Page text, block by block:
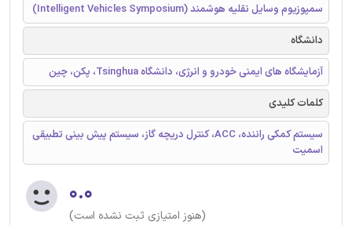
سمپوزیوم وسایل نقلیه هوشمند (Intelligent Vehicles Symposium)
دانشگاه
آزمایشگاه های ایمنی خودرو و انرژی، دانشگاه Tsinghua، پکن، چین
کلمات کلیدی
سیستم کمکی راننده، ACC، کنترل دریچه گاز، سیستم پیش بینی تطبیقی
اسمیت
۰.۰
(هنوز امتیازی ثبت نشده است)